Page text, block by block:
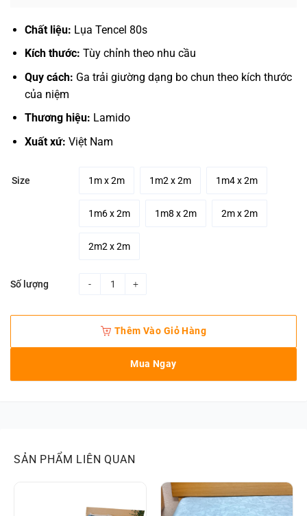
550.000₫
through
850.000₫
Chất liệu: Lụa Tencel 80s
Kích thước: Tùy chỉnh theo nhu cầu
Quy cách: Ga trải giường dạng bo chun theo kích thước
của niệm
Thương hiệu: Lamido
Xuất xứ: Việt Nam
Size 1m x 2m 1m2 x 2m 1m4 x 2m
1m6 x 2m 1m8 x 2m 2m x 2m
2m2 x 2m
Số lượng
Ga trải giường lụa Tencel 80s Hồng Bướm Dệt Kim
Thêm Vào Giỏ Hàng
Mua Ngay
SẢN PHẨM LIÊN QUAN